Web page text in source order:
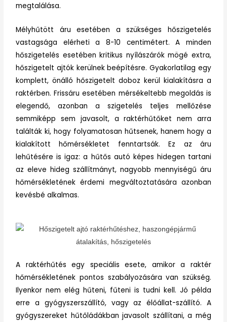
megtalálása.
Mélyhűtött áru esetében a szükséges hőszigetelés
vastagsága elérheti a 8-10 centimétert. A minden
hőszigetelés esetében kritikus nyílászárók mögé extra,
hőszigetelt ajtók kerülnek beépítésre. Gyakorlatilag egy
komplett, önálló hőszigetelt doboz kerül kialakításra a
raktérben. Frissáru esetében mérsékeltebb megoldás is
elegendő, azonban a szigetelés teljes mellőzése
semmiképp sem javasolt, a raktérhűtőket nem arra
találták ki, hogy folyamatosan hűtsenek, hanem hogy a
kialakított hőmérsékletet fenntartsák. Ez az áru
lehűtésére is igaz: a hűtős autó képes hidegen tartani
az eleve hideg szállítmányt, nagyobb mennyiségű áru
hőmérsékletének érdemi megváltoztatására azonban
kevésbé alkalmas.
A raktérhűtés egy speciális esete, amikor a raktér
hőmérsékletének pontos szabályozására van szükség.
Ilyenkor nem elég hűteni, fűteni is tudni kell. Jó példa
erre a gyógyszerszállító, vagy az élőállat-szállító. A
gyógyszereket hűtőládákban javasolt szállítani, a még